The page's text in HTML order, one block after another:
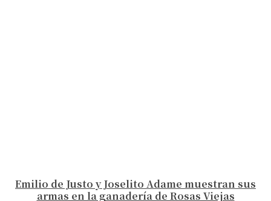
Emilio de Justo y Joselito Adame muestran sus
armas en la ganadería de Rosas Viejas